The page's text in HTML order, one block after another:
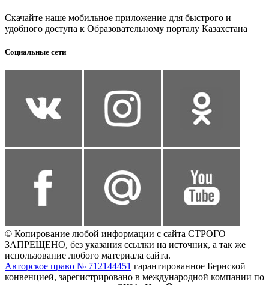
Скачайте наше мобильное приложение для быстрого и
удобного доступа к Образовательному порталу Казахстана
Социальные сети
© Копирование любой информации с сайта СТРОГО
ЗАПРЕЩЕНО, без указания ссылки на источник, а так же
использование любого материала сайта.
Авторское право № 712144451 гарантированное Бернской
конвенцией, зарегистрировано в международной компании по